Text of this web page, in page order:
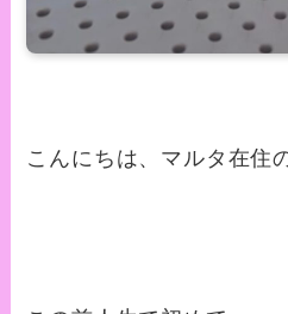
こんにちは、マルタ在住